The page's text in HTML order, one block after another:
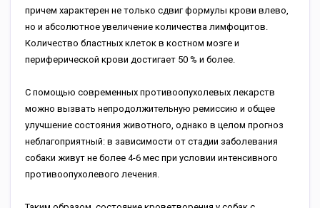
причем характерен не только сдвиг формулы крови влево,
но и абсолютное увеличение количества лимфоцитов.
Количество бластных клеток в костном мозге и
периферической крови достигает 50 % и более.
С помощью современных противоопухолевых лекарств
можно вызвать непродолжительную ремиссию и общее
улучшение состояния животного, однако в целом прогноз
неблагоприятный: в зависимости от стадии заболевания
собаки живут не более 4-6 мес при условии интенсивного
противоопухолевого лечения.